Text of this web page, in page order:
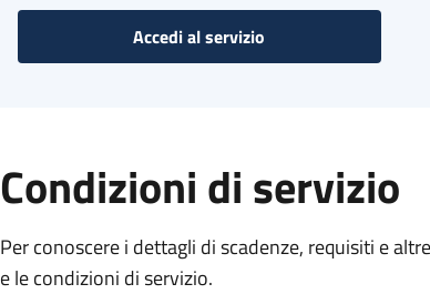
Accedi al servizio
Condizioni di servizio
Per conoscere i dettagli di scadenze, requisiti e
e le condizioni di servizio.